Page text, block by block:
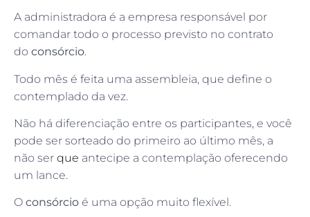
A administradora é a empresa responsável por
comandar todo o processo previsto no contrato
do consórcio.
Todo mês é feita uma assembleia, que define o
contemplado da vez.
Não há diferenciação entre os participantes, e você
pode ser sorteado do primeiro ao último mês, a
não ser que antecipe a contemplação oferecendo
um lance.
O consórcio é uma opção muito flexível.